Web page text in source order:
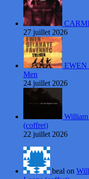
27 juillet 2026
EWEN
Men
24 juillet 2026
(coffret)
22 juillet 2026
beal on